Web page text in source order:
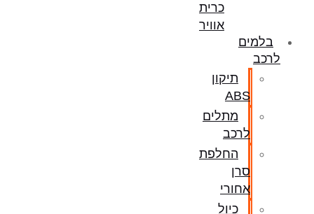
כרית
אוויר
בלמים
לרכב
תיקון
ABS
מתלים
לרכב
החלפת
סרן
אחורי
כיול